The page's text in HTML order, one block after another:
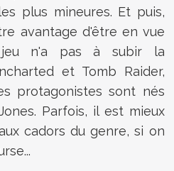
plus mineures. Et puis,
avantage d'être en vue
n'a pas à subir la
et Tomb Raider,
protagonistes sont nés
Parfois, il est mieux
cadors du genre, si on